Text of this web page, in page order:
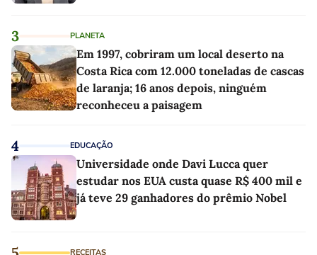
3 PLANETA
Em 1997, cobriram um local deserto na
Costa Rica com 12.000 toneladas de cascas
de laranja; 16 anos depois, ninguém
reconheceu a paisagem
4 EDUCAÇÃO
Universidade onde Davi Lucca quer
estudar nos EUA custa quase R$ 400 mil e
já teve 29 ganhadores do prêmio Nobel
RECEITAS